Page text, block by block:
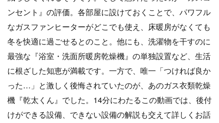
ンセント』の評価。各部屋に設けておくことで、パワフル
なガスファンヒーターがどこでも使え、床暖房がなくても
冬を快適に過ごせるとのこと。他にも、洗濯物を干すのに
最強な『浴室・洗面所暖房乾燥機』の単独設置など、生活
に根ざした知恵が満載です。一方で、唯一「つければ良か
った…」と激しく後悔されていたのが、あのガス衣類乾燥
機『乾太くん』でした。14分にわたるこの動画では、後付
けができる設備、できない設備の解説も交えて詳しくお話